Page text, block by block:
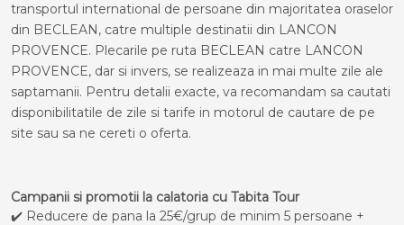
transportul international de persoane din majoritatea oraselor
din BECLEAN, catre multiple destinatii din LANCON
PROVENCE. Plecarile pe ruta BECLEAN catre LANCON
PROVENCE, dar si invers, se realizeaza in mai multe zile ale
saptamanii. Pentru detalii exacte, va recomandam sa cautati
disponibilitatile de zile si tarife in motorul de cautare de pe
site sau sa ne cereti o oferta.
Campanii si promotii la calatoria cu Tabita Tour
✔️ Reducere de pana la 25€/grup de minim 5 persoane +